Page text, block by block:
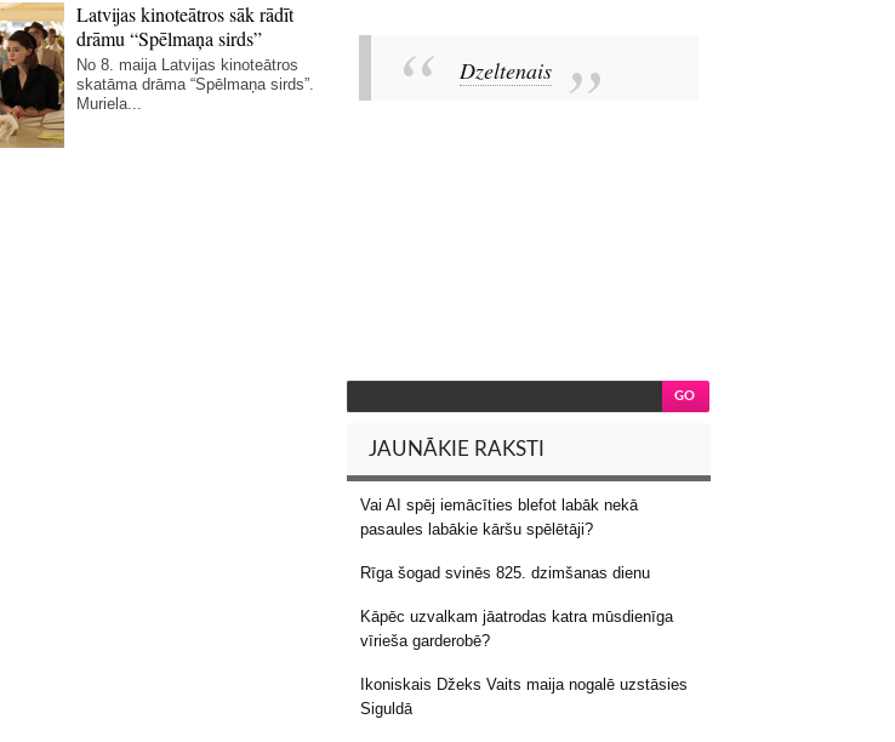
Latvijas kinoteātros sāk rādīt
drāmu “Spēlmaņa sirds”
No 8. maija Latvijas kinoteātros
skatāma drāma “Spēlmaņa sirds”.
Muriela...
Dzeltenais
JAUNĀKIE RAKSTI
Vai AI spēj iemācīties blefot labāk nekā
pasaules labākie kāršu spēlētāji?
Rīga šogad svinēs 825. dzimšanas dienu
Kāpēc uzvalkam jāatrodas katra mūsdienīga
vīrieša garderobē?
Ikoniskais Džeks Vaits maija nogalē uzstāsies
Siguldā